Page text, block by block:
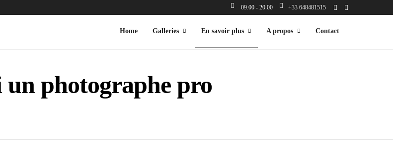
09.00 - 20.00 +33 648481515
Home Galleries En savoir plus A propos Contact
photographe pro